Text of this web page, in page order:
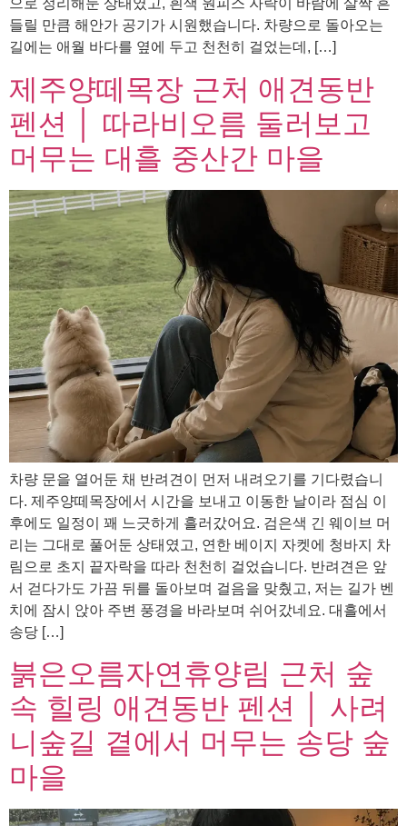
으로 정리해둔 상태였고, 흰색 원피스 자락이 바람에 살짝 흔
들릴 만큼 해안가 공기가 시원했습니다. 차량으로 돌아오는
길에는 애월 바다를 옆에 두고 천천히 걸었는데, […]
제주양떼목장 근처 애견동반
펜션 │ 따라비오름 둘러보고
머무는 대흘 중산간 마을
차량 문을 열어둔 채 반려견이 먼저 내려오기를 기다렸습니
다. 제주양떼목장에서 시간을 보내고 이동한 날이라 점심 이
후에도 일정이 꽤 느긋하게 흘러갔어요. 검은색 긴 웨이브 머
리는 그대로 풀어둔 상태였고, 연한 베이지 자켓에 청바지 차
림으로 초지 끝자락을 따라 천천히 걸었습니다. 반려견은 앞
서 걷다가도 가끔 뒤를 돌아보며 걸음을 맞췄고, 저는 길가 벤
치에 잠시 앉아 주변 풍경을 바라보며 쉬어갔네요. 대흘에서
송당 […]
붉은오름자연휴양림 근처 숲
속 힐링 애견동반 펜션 │ 사려
니숲길 곁에서 머무는 송당 숲
마을